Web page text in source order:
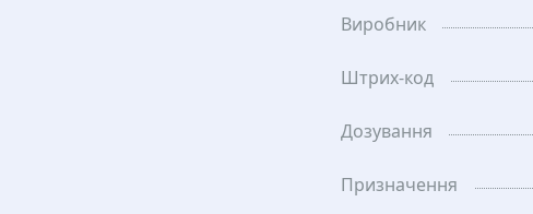
Виробник
Штрих-код
Дозування
Призначення